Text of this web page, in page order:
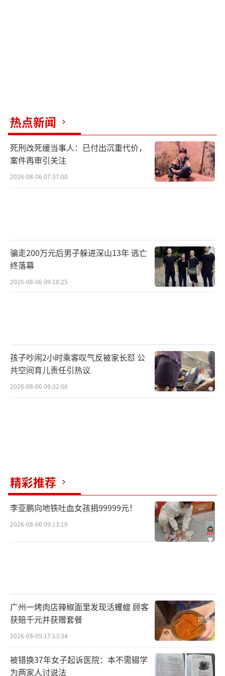
热点新闻
死刑改死缓当事人：已付出沉重代价，
案件再审引关注
2026-08-06 07:37:00
骗走200万元后男子躲进深山13年 逃亡
终落幕
2026-08-06 09:18:25
孩子吵闹2小时乘客叹气反被家长怼 公
共空间育儿责任引热议
2026-08-06 09:32:06
精彩推荐
李亚鹏向地铁吐血女孩捐99999元！
2026-08-06 09:13:19
广州一烤肉店辣椒面里发现活蠼螋 顾客
获赔千元并获赠套餐
2026-08-05 17:13:34
被错换37年女子起诉医院：本不需辍学
为两家人讨说法